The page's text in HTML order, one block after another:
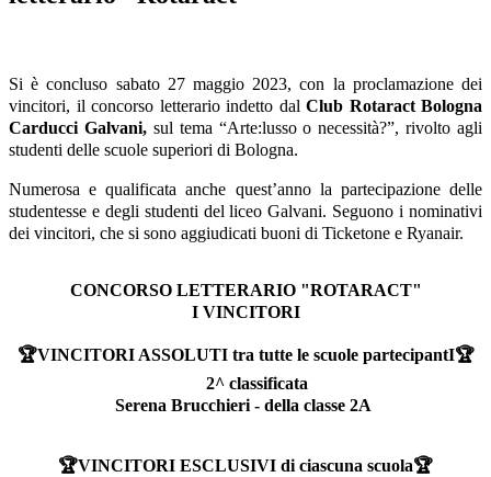
Si è concluso sabato 27 maggio 2023, con la proclamazione dei
vincitori, il concorso letterario indetto dal Club Rotaract Bologna
Carducci Galvani,sul tema “Arte:lusso o necessità?”, rivolto agli
studenti delle scuole superiori di Bologna.
Numerosa e qualificata anche quest’anno la partecipazione delle
studentesse e degli studenti del liceo Galvani. Seguono i nominativi
dei vincitori, che si sono aggiudicati buoni di Ticketone e Ryanair.
CONCORSO LETTERARIO "ROTARACT"
I VINCITORI
🏆VINCITORI ASSOLUTI tra tutte le scuole partecipantI🏆
2^ classificata
Serena Brucchieri - della classe 2A
🏆VINCITORI ESCLUSIVI di ciascuna scuola🏆